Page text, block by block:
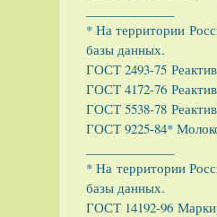
* На территории
базы данных.
ГОСТ 2493-75
ГОСТ 4172-76
ГОСТ 5538-78
ГОСТ 9225-84*
* На территории
базы данных.
ГОСТ 14192-96